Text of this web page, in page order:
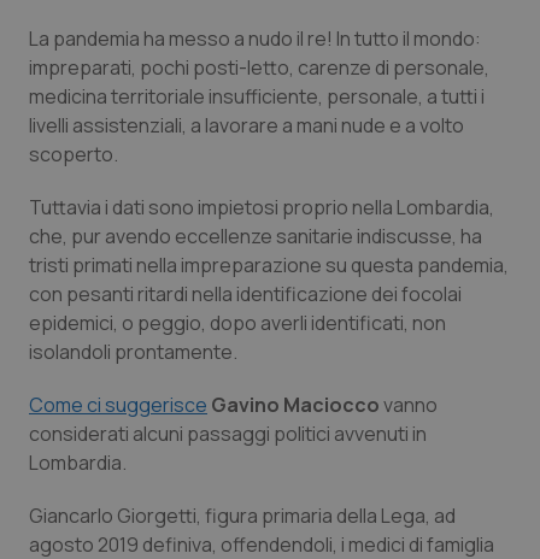
Emilia-Romagna
Friuli Venezia Giulia
Lazio
Liguria
Lombardia
Marche
Molise
Piemonte
Colesterolo & coronaropatie
Dermatite Atopica
Diabete & glucometri
Disturbi dell’umore
Dolore
Donna & Salute
Epatiti
HIV
La pandemia ha messo a nudo il re! In tutto il mondo:
impreparati, pochi posti-letto, carenze di personale,
medicina territoriale insufficiente, personale, a tutti i
livelli assistenziali, a lavorare a mani nude e a volto
scoperto.
Tuttavia i dati sono impietosi proprio nella Lombardia,
che, pur avendo eccellenze sanitarie indiscusse, ha
tristi primati nella impreparazione su questa pandemia,
con pesanti ritardi nella identificazione dei focolai
epidemici, o peggio, dopo averli identificati, non
isolandoli prontamente.
Come ci suggerisce Gavino Macioccovanno
considerati alcuni passaggi politici avvenuti in
Lombardia.
Giancarlo Giorgetti, figura primaria della Lega, ad
agosto 2019 definiva, offendendoli, i medici di famiglia